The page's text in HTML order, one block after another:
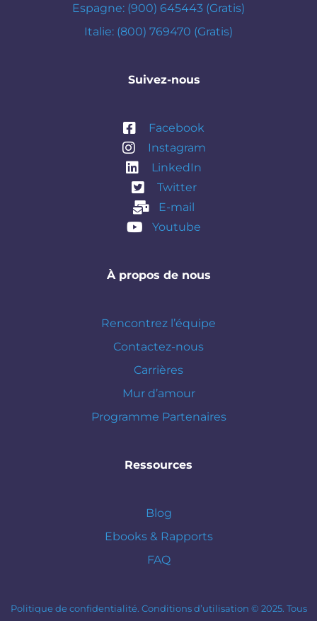
Espagne: (900) 645443 (Gratis)
Italie: (800) 769470 (Gratis)
Suivez-nous
Facebook
Instagram
LinkedIn
Twitter
E-mail
Youtube
À propos de nous
Rencontrez l’équipe
Contactez-nous
Carrières
Mur d’amour
Programme Partenaires
Ressources
Blog
Ebooks & Rapports
FAQ
Politique de confidentialité. Conditions d’utilisation © 2025. Tous